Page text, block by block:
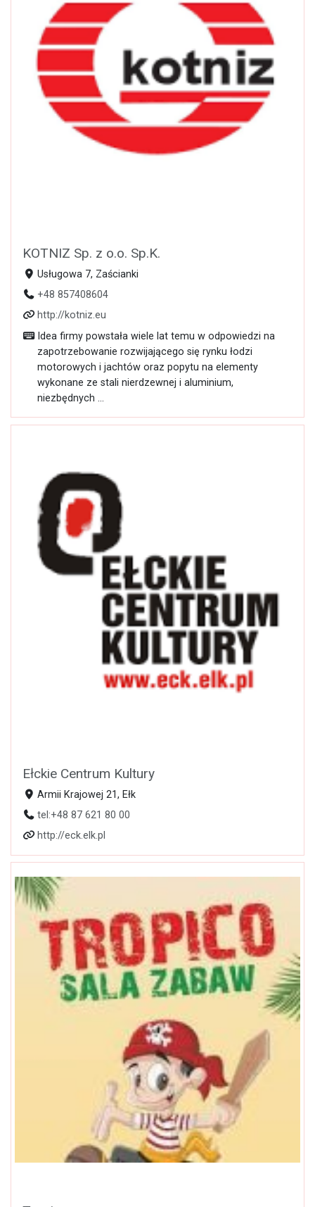
KOTNIZ Sp. z o.o. Sp.K.
Usługowa 7, Zaścianki
+48 857408604
http://kotniz.eu
Idea firmy powstała wiele lat temu w odpowiedzi na
zapotrzebowanie rozwijającego się rynku łodzi
motorowych i jachtów oraz popytu na elementy
wykonane ze stali nierdzewnej i aluminium,
niezbędnych ...
Ełckie Centrum Kultury
Armii Krajowej 21, Ełk
tel:+48 87 621 80 00
http://eck.elk.pl